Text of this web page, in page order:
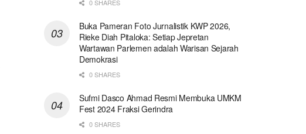
0 SHARES
Buka Pameran Foto Jurnalistik KWP 2026,
Rieke Diah Pitaloka: Setiap Jepretan
Wartawan Parlemen adalah Warisan Sejarah
Demokrasi
0 SHARES
Sufmi Dasco Ahmad Resmi Membuka UMKM
Fest 2024 Fraksi Gerindra
0 SHARES